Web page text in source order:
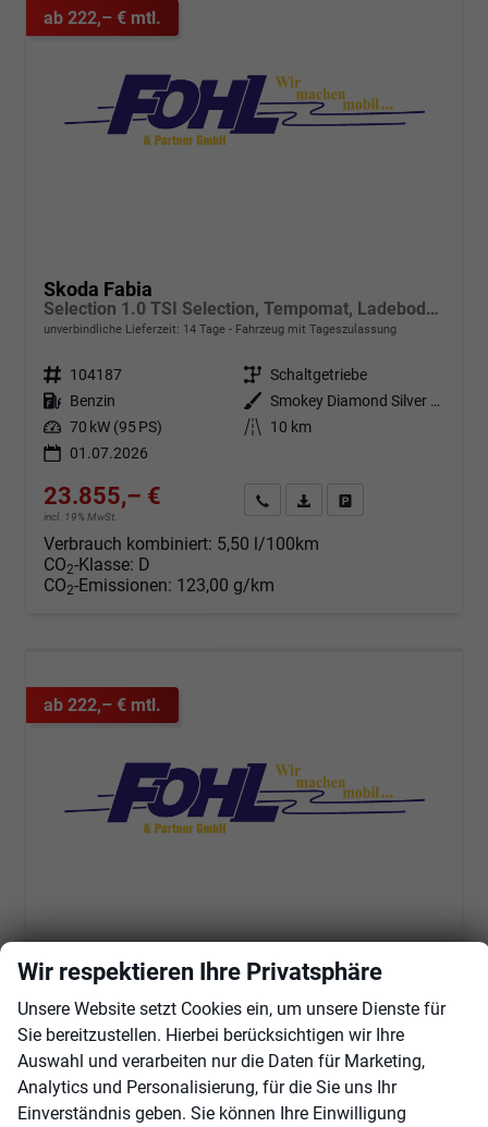
ab 222,– € mtl.
Skoda Fabia
Selection 1.0 TSI Selection, Tempomat, Ladeboden, Park, Winterpaket, SmartLink, 4-J Garantie
unverbindliche Lieferzeit: 14 Tage Fahrzeug mit Tageszulassung
Fahrzeugnr. 104187 Getriebe Schaltgetriebe
Kraftstoff Benzin Außenfarbe
Smokey Diamond Silver Metallic
Leistung 70 kW (95 PS) Kilometerstand
10 km
01.07.2026
23.855,– €
incl. 19% MwSt.
Angebot anfordern
Fahrzeugexpose (PDF)
Verbrauch kombiniert: 5,50 l/100km
CO2-Klasse: D
CO2-Emissionen: 123,00 g/km
ab 222,– € mtl.
Skoda Fabia
unverbindliche Lieferzeit:14 Tage Fahrzeug mit Tageszulassung
Fahrzeugnr. 104188 Getriebe Schaltgetriebe
Kraftstoff Benzin Außenfarbe Race Blau Metallic
Leistung 70 kW (95 PS) Kilometerstand 10 km
Wir respektieren Ihre Privatsphäre
Unsere Website setzt Cookies ein, um unsere Dienste für
Sie bereitzustellen. Hierbei berücksichtigen wir Ihre
Auswahl und verarbeiten nur die Daten für Marketing,
Analytics und Personalisierung, für die Sie uns Ihr
Einverständnis geben. Sie können Ihre Einwilligung